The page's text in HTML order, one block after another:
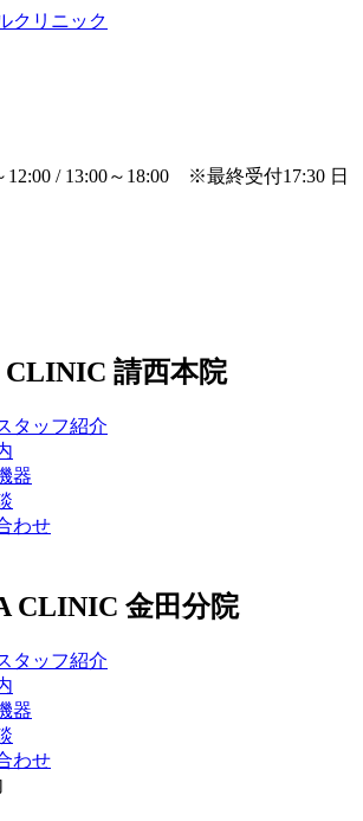
12:00 / 13:00～18:00 ※最終受付17:30 日
請西本院
タッフ紹介
器
わせ
CLINIC 金田分院
タッフ紹介
器
わせ